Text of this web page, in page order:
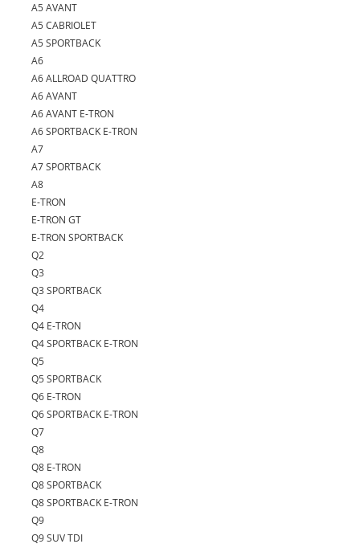
A5 AVANT
A5 CABRIOLET
A5 SPORTBACK
A6
A6 ALLROAD QUATTRO
A6 AVANT
A6 AVANT E-TRON
A6 SPORTBACK E-TRON
A7
A7 SPORTBACK
A8
E-TRON
E-TRON GT
E-TRON SPORTBACK
Q2
Q3
Q3 SPORTBACK
Q4
Q4 E-TRON
Q4 SPORTBACK E-TRON
Q5
Q5 SPORTBACK
Q6 E-TRON
Q6 SPORTBACK E-TRON
Q7
Q8
Q8 E-TRON
Q8 SPORTBACK
Q8 SPORTBACK E-TRON
Q9
Q9 SUV TDI